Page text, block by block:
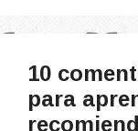
10
para